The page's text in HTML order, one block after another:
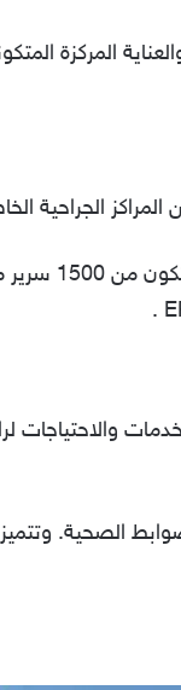
الجراحية
الرياض. وتتكون من 600 سرير مع
المعايير والضوابط